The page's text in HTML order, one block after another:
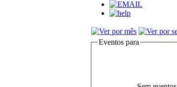
Eventos para